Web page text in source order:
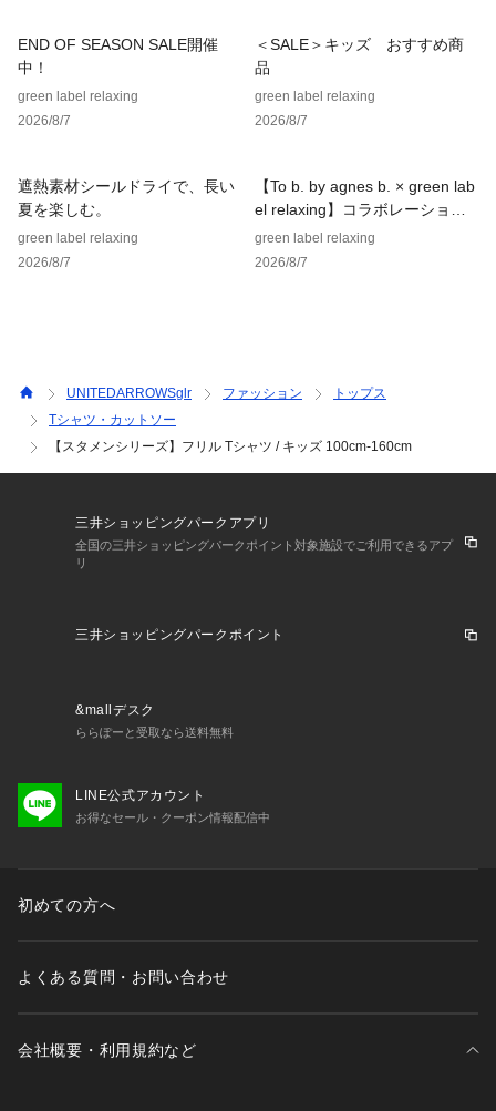
＜スタメンシリーズとは＞
お子様が「着たい・着心地がいい」、ママ・パパが「着て欲し
い・お手入れラクチン・何枚も揃えたい」と思えるような、親
子両想いのアイテムを目指し、
るこども服です。
【注意事項】
※商品に「取り扱い上の注意書き」、「洗濯表示」がございま
※商品の色味の目安は、商品単体の画像をご参照ください。
店舗へお問い合わせの際は、全国のgreen label relaxing各店
舗まで下記の品名/品番をお申し付けください。
品名：◎HC ﾌﾘﾙ TEE
END OF SEASON SALE開催
中！
green label relaxing
2026/8/7
＜SALE＞キッズ おすすめ商
品
green label relaxing
2026/8/7
遮熱素材シールドライで、長い
夏を楽しむ。
green label relaxing
2026/8/7
【To b. by agnes b. × green lab
el relaxing】コラボレーション
アイテム
green label relaxing
2026/8/7
UNITEDARROWSglr ファッション
トップス
Tシャツ・カットソー
【スタメンシリーズ】フリル Tシャツ / キッズ 100cm-160cm
三井ショッピングパークアプリ
全国の三井ショッピングパークポイント対象施設でご利用できるアプ
リ
三井ショッピングパークポイント
&mallデスク
ららぽーと受取なら送料無料
LINE公式アカウント
お得なセール・クーポン情報配信中
初めての方へ
よくある質問・お問い合わせ
会社概要・利用規約など